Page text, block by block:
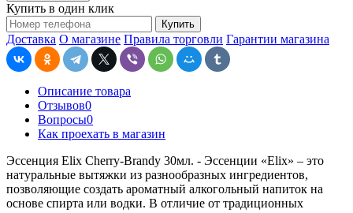
Купить в один клик
Купить
Доставка О магазине Правила торговли Гарантии магазина
Описание товара
Отзывов0
Вопросы0
Как проехать в магазин
Эссенция Elix Cherry-Brandy 30мл. - Эссенции «Elix» – это
натуральные вытяжки из разнообразных ингредиентов,
позволяющие создать ароматный алкогольный напиток на
основе спирта или водки. В отличие от традиционных